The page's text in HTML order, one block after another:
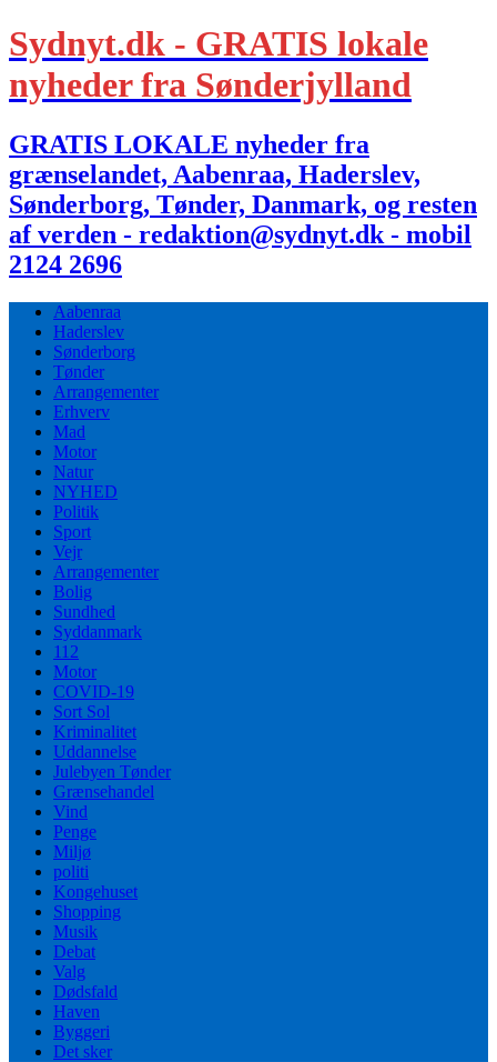
Sydnyt.dk - GRATIS lokale
nyheder fra Sønderjylland
GRATIS LOKALE nyheder fra
grænselandet, Aabenraa, Haderslev,
Sønderborg, Tønder, Danmark, og resten
af verden - redaktion@sydnyt.dk - mobil
2124 2696
Aabenraa
Haderslev
Sønderborg
Tønder
Arrangementer
Erhverv
Mad
Motor
Natur
NYHED
Politik
Sport
Vejr
Arrangementer
Bolig
Sundhed
Syddanmark
112
Motor
COVID-19
Sort Sol
Kriminalitet
Uddannelse
Julebyen Tønder
Grænsehandel
Vind
Penge
Miljø
politi
Kongehuset
Shopping
Musik
Debat
Valg
Dødsfald
Haven
Byggeri
Det sker